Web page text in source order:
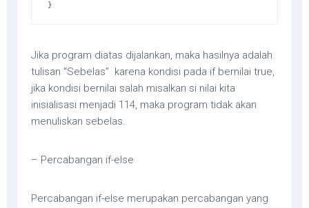
}
Jika program diatas dijalankan, maka hasilnya adalah
tulisan “Sebelas” karena kondisi pada if bernilai true,
jika kondisi bernilai salah misalkan si nilai kita
inisialisasi menjadi 114, maka program tidak akan
menuliskan sebelas.
– Percabangan if-else
Percabangan if-else merupakan percabangan yang